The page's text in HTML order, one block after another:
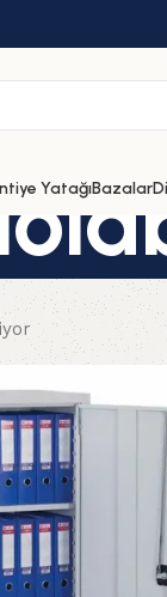
YatağıBazalar